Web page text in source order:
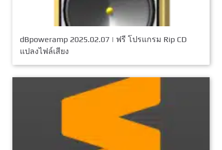
dBpoweramp 2025.02.07 | ฟรี โปรแกรม Rip CD
แปลงไฟล์เสียง